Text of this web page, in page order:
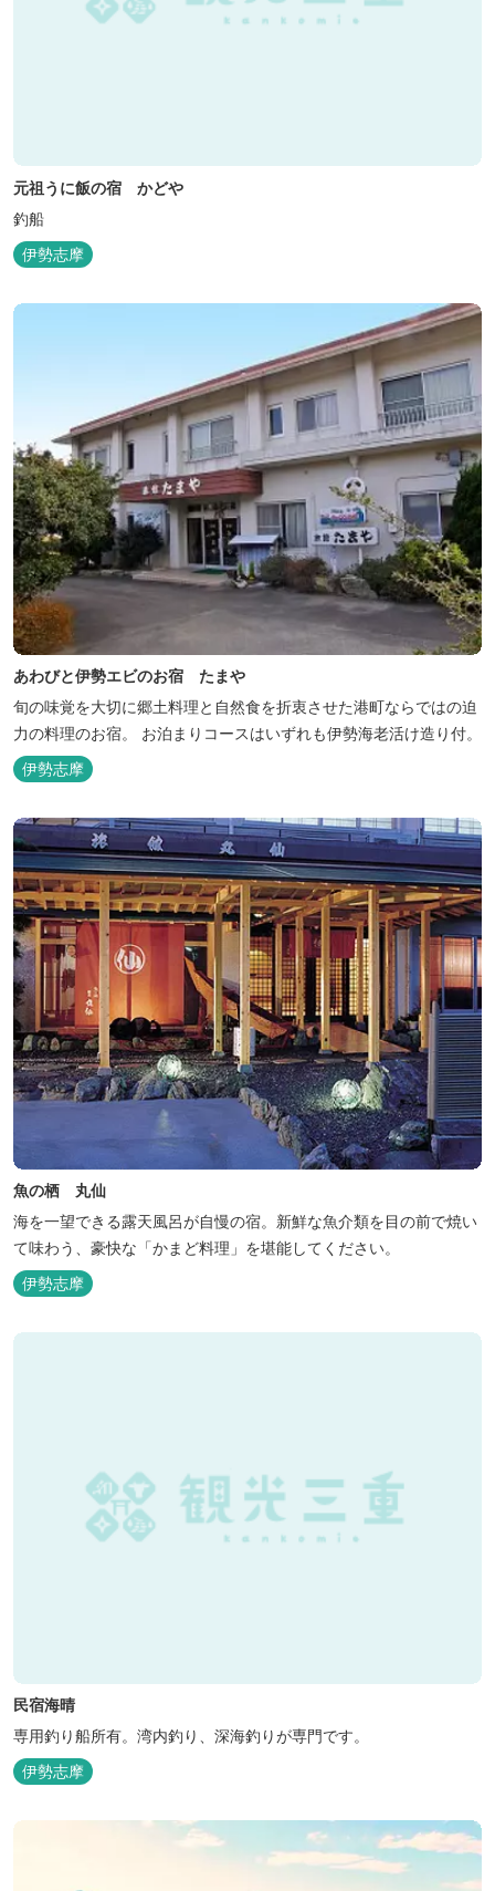
元祖うに飯の宿 かどや
釣船
伊勢志摩
あわびと伊勢エビのお宿 たまや
旬の味覚を大切に郷土料理と自然食を折衷させた港町ならではの迫
力の料理のお宿。 お泊まりコースはいずれも伊勢海老活け造り付。
伊勢志摩
魚の栖 丸仙
海を一望できる露天風呂が自慢の宿。新鮮な魚介類を目の前で焼い
て味わう、豪快な「かまど料理」を堪能してください。
伊勢志摩
民宿海晴
専用釣り船所有。湾内釣り、深海釣りが専門です。
伊勢志摩